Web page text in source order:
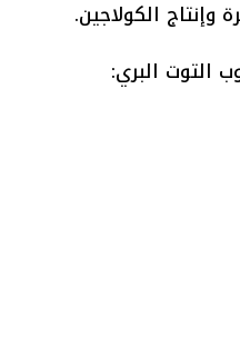
وإنتاج الكولاجين.
التوت البري: